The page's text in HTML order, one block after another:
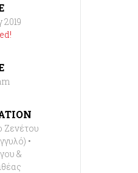
2019
Ζενέτου
•
&